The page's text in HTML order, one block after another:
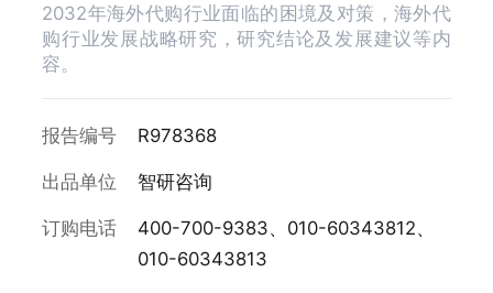
2032年海外代购行业面临的困境及对策，海外代
购行业发展战略研究，研究结论及发展建议等内
容。
报告编号 R978368
出品单位 智研咨询
订购电话
400-700-9383、010-60343812、
010-60343813